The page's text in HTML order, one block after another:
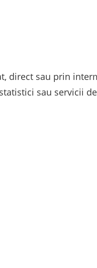
direct sau prin
sau servicii